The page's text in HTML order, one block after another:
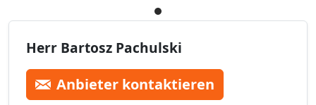
Herr Bartosz Pachulski
Anbieter kontaktieren